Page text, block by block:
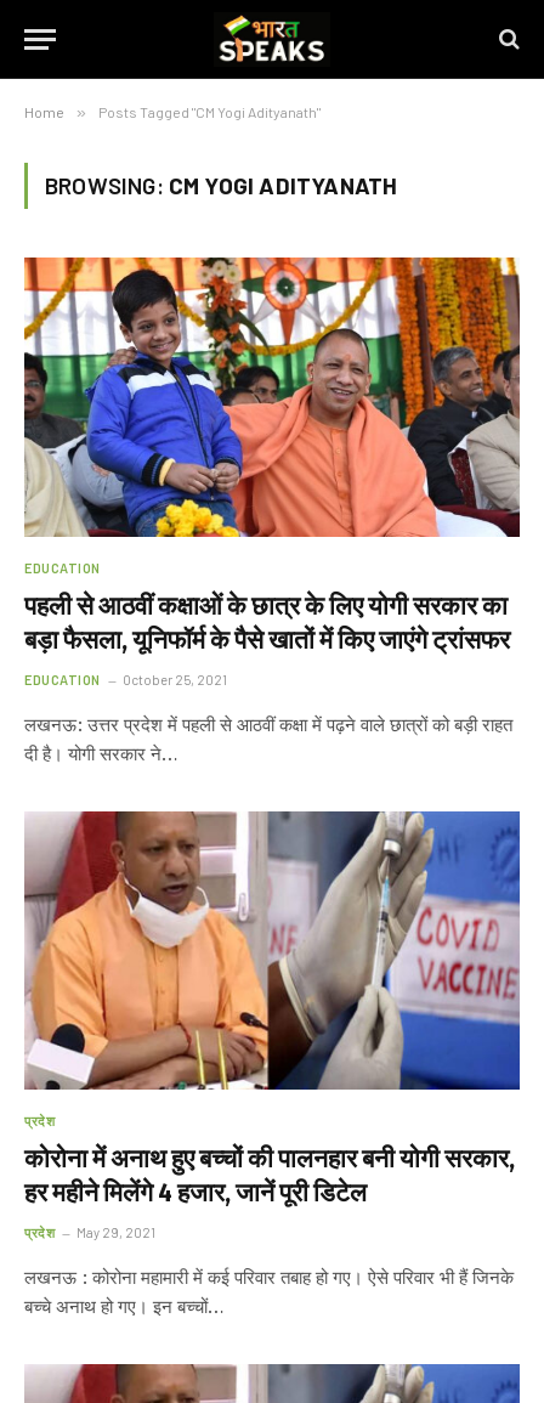
Home » Posts Tagged "CM Yogi Adityanath"
BROWSING: CM YOGI ADITYANATH
EDUCATION
पहली से आठवीं कक्षाओं के छात्र के लिए योगी सरकार का
बड़ा फैसला, यूनिफॉर्म के पैसे खातों में किए जाएंगे ट्रांसफर
EDUCATION October 25, 2021
लखनऊ: उत्तर प्रदेश में पहली से आठवीं कक्षा में पढ़ने वाले छात्रों को बड़ी राहत
दी है। योगी सरकार ने…
प्रदेश
कोरोना में अनाथ हुए बच्चों की पालनहार बनी योगी सरकार,
हर महीने मिलेंगे 4 हजार, जानें पूरी डिटेल
प्रदेश May 29, 2021
लखनऊ : कोरोना महामारी में कई परिवार तबाह हो गए। ऐसे परिवार भी हैं जिनके
बच्चे अनाथ हो गए। इन बच्चों…